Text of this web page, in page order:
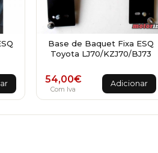
Base de Baquet Fixa ESQ
Toyota LJ70/KZJ70/BJ73
54,00€
Com Iva
Adicionar